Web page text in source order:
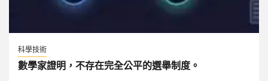
科學技術
數學家證明，不存在完全公平的選舉制度。